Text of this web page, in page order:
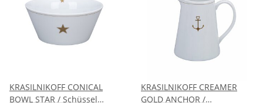
KRASILNIKOFF CONICAL
BOWL STAR / Schüssel
KRASILNIKOFF CREAMER
GOLD ANCHOR /